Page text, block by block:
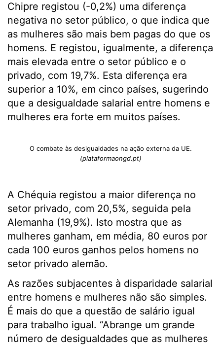
Chipre registou (-0,2%) uma diferença
negativa no setor público, o que indica que
as mulheres são mais bem pagas do que os
homens. E registou, igualmente, a diferença
mais elevada entre o setor público e o
privado, com 19,7%. Esta diferença era
superior a 10%, em cinco países, sugerindo
que a desigualdade salarial entre homens e
mulheres era forte em muitos países.
O combate às desigualdades na ação externa da UE.
(plataformaongd.pt)
A Chéquia registou a maior diferença no
setor privado, com 20,5%, seguida pela
Alemanha (19,9%). Isto mostra que as
mulheres ganham, em média, 80 euros por
cada 100 euros ganhos pelos homens no
setor privado alemão.
As razões subjacentes à disparidade salarial
entre homens e mulheres não são simples.
É mais do que a questão de salário igual
para trabalho igual. “Abrange um grande
número de desigualdades que as mulheres